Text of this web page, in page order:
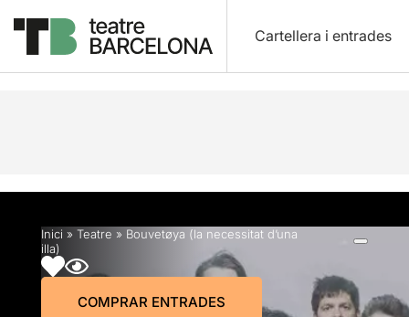
Cartellera i entrades
Descripció Horaris Fitxa artística Fotos i
Inici » Teatre » Bouvetøya (la necessitat d’una
illa)
COMPRAR ENTRADES